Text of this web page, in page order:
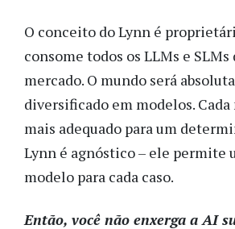
O conceito do Lynn é
consome todos os LLMs e
mercado. O mundo será
diversificado em modelos.
mais adequado para um
Lynn é agnóstico – ele permite
modelo para cada caso.
Então, você não enxerga a AI